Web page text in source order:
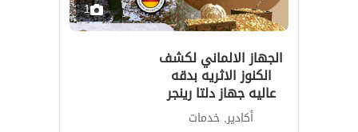
1
الجهاز الالماني لكشف
الكنوز الاثريه بدقه
عاليه جهاز دلتا رينجر
أكادير, خدمات